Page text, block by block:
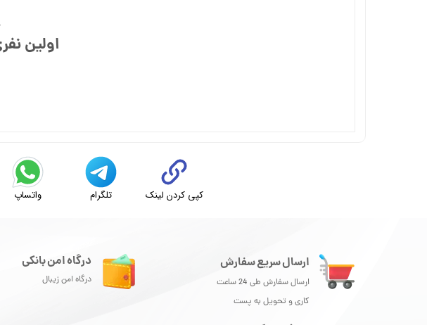
اولین
کپی کردن لینک تلگرام واتساپ
ارسال سریع سفارش
ارسال سفارش طی 24 ساعت
کاری و تحویل به پست
درگاه امن بانکی
درگاه امن زیبال